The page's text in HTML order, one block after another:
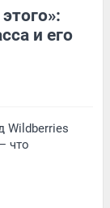
и его
Wildberries
что